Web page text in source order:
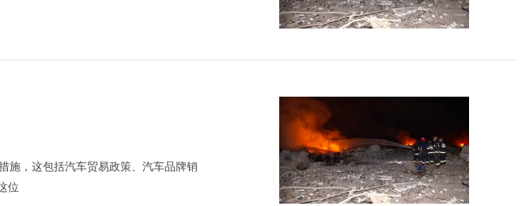
施，这包括汽车贸易政策、汽车品牌销
位